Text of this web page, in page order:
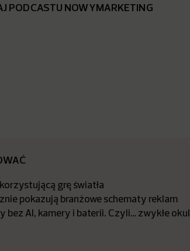
PODCASTU NOWYMARKETING
grę światła
pokazują branżowe schematy reklam
bez AI, kamery i baterii. Czyli… zwykłe